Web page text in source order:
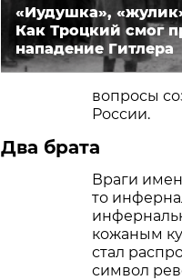
«Иудушка»,
Как Троцкий смог
нападение Гитлера
вопросы
России.
Два брата
Враги
то
кожаным
стал
символ